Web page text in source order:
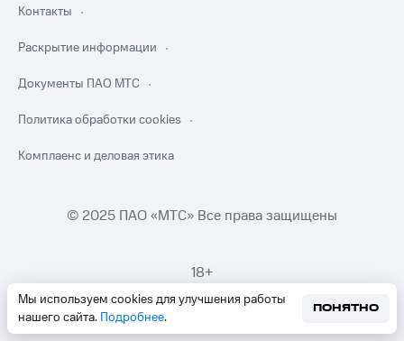
Мы используем cookies для улучшения работы
нашего сайта. Подробнее.
ПОНЯТНО
Контакты
Раскрытие информации
Документы ПАО МТС
Политика обработки cookies
Комплаенс и деловая этика
© 2025 ПАО «МТС» Все права защищены
18+